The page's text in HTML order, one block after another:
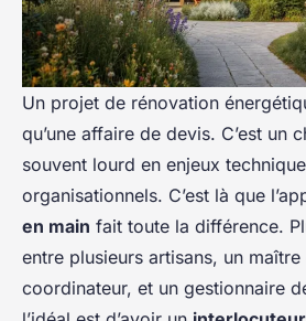
Un projet de rénovation
qu’une affaire de devis. C’est un
souvent lourd en enjeux
organisationnels. C’est là que
en main fait toute la différence.
entre plusieurs artisans, un
coordinateur, et un gestionnaire